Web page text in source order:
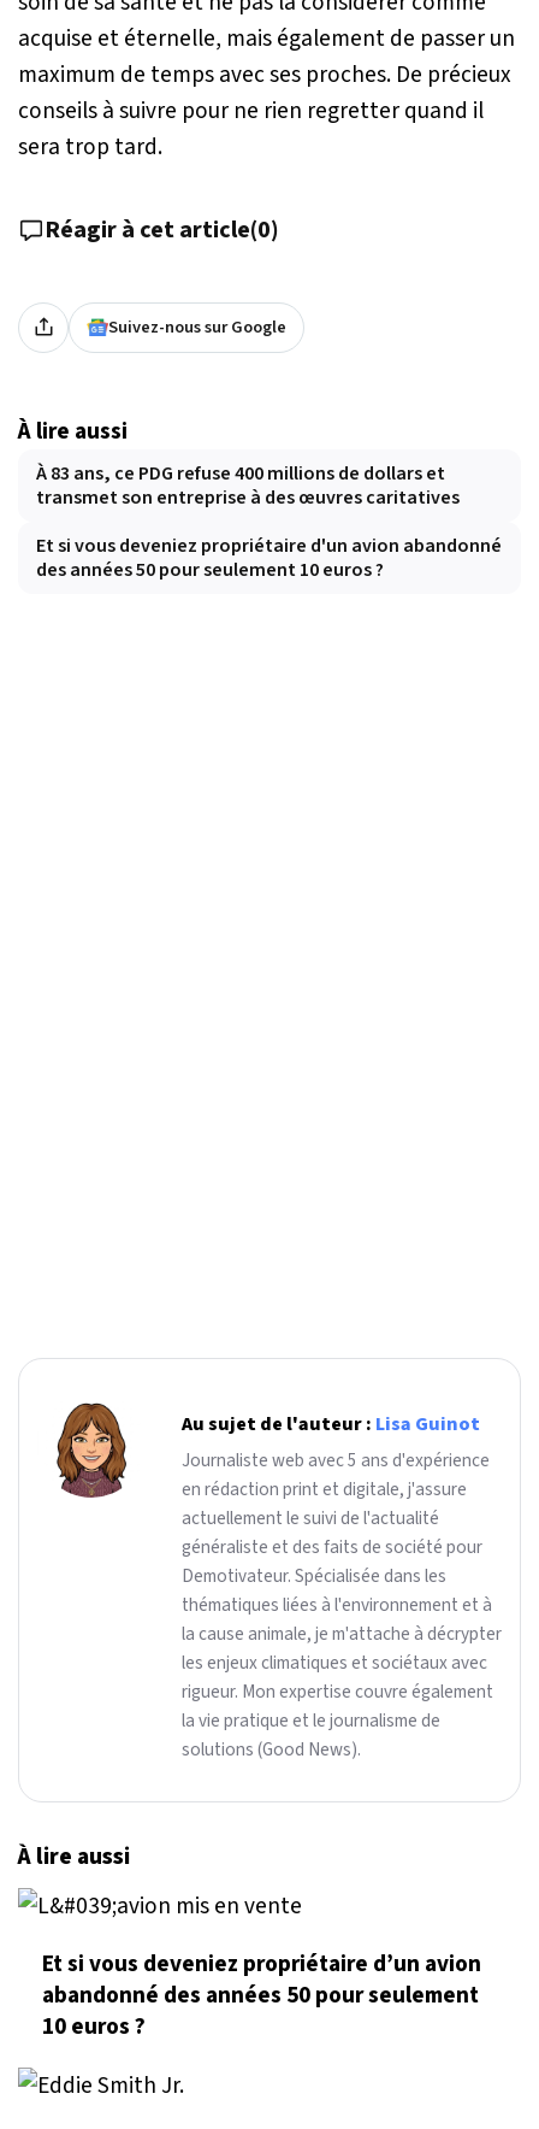
acquise et éternelle, mais également de passer un
maximum de temps avec ses proches. De précieux
conseils à suivre pour ne rien regretter quand il
sera trop tard.
Réagir à cet article(0)
Suivez-nous sur Google
À lire aussi
À 83 ans, ce PDG refuse 400 millions de dollars et
transmet son entreprise à des œuvres caritatives
Et si vous deveniez propriétaire d'un avion abandonné
des années 50 pour seulement 10 euros ?
Au sujet de l'auteur : Lisa Guinot
Journaliste web avec 5 ans d'expérience
en rédaction print et digitale, j'assure
actuellement le suivi de l'actualité
généraliste et des faits de société pour
Demotivateur. Spécialisée dans les
thématiques liées à l'environnement et à
la cause animale, je m'attache à décrypter
les enjeux climatiques et sociétaux avec
rigueur. Mon expertise couvre également
la vie pratique et le journalisme de
solutions (Good News).
À lire aussi
Et si vous deveniez propriétaire d’un avion
abandonné des années 50 pour seulement
10 euros ?